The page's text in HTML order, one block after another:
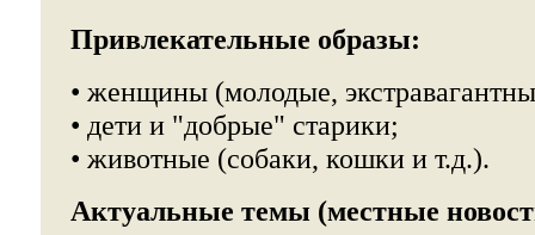
Привлекательные образы:
• женщины (молодые,
• дети и "добрые" старики;
• животные (собаки, кошки и т.д.).
Актуальные темы (местные